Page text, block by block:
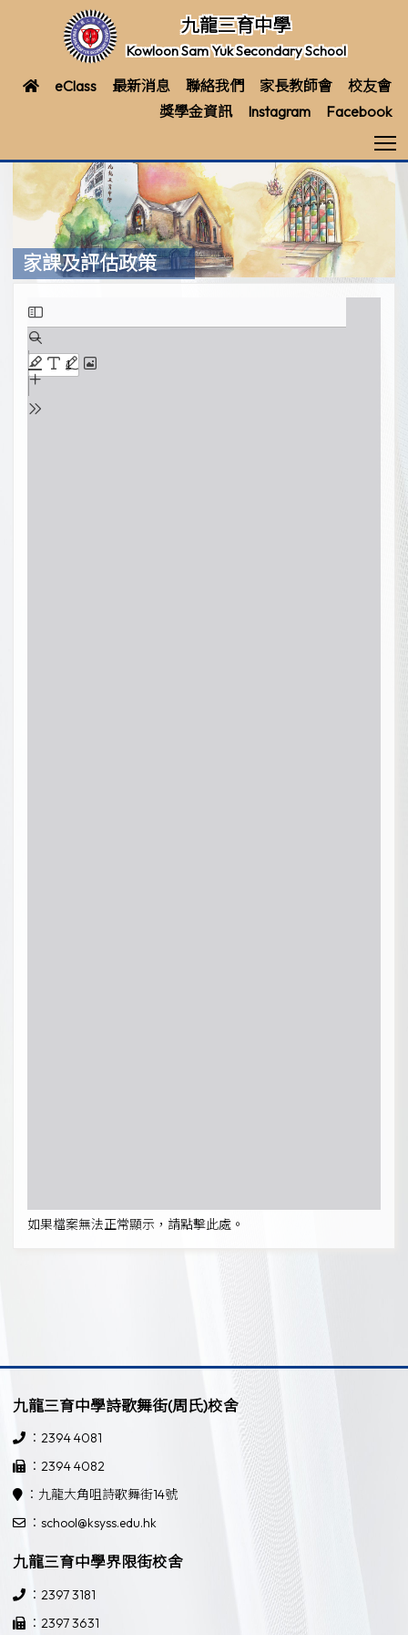
九龍三育中學
Kowloon Sam Yuk Secondary School
eClass 最新消息 聯絡我們 家長教師會
校友會
獎學金資訊
Instagram Facebook
家課及評估政策
如果檔案無法正常顯示，請點擊此處。
九龍三育中學詩歌舞街(周氏)校舍
：2394 4081
：2394 4082
：九龍大角咀詩歌舞街14號
：school@ksyss.edu.hk
九龍三育中學界限街校舍
：2397 3181
：2397 3631